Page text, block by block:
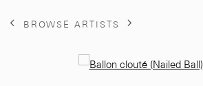
BROWSE ARTISTS